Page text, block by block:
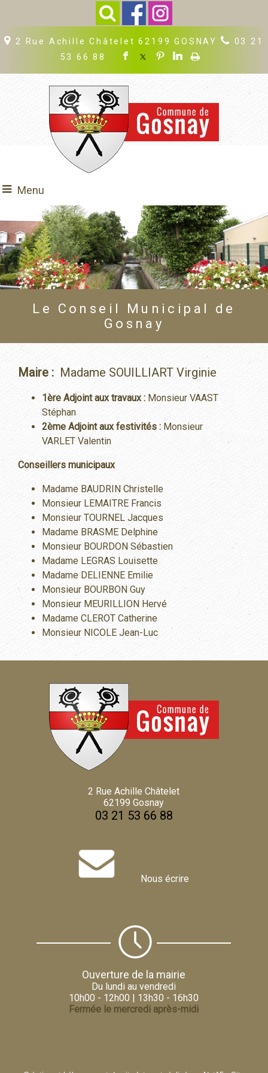
2 Rue Achille Châtelet 62199 GOSNAY
03 21
53 66 88
Menu
Le Conseil Municipal de
Gosnay
Maire : Madame SOUILLIART Virginie
1ère Adjoint aux travaux : Monsieur VAAST
Stéphan
2ème Adjoint aux festivités : Monsieur
VARLET Valentin
Conseillers municipaux
Madame BAUDRIN Christelle
Monsieur LEMAITRE Francis
Monsieur TOURNEL Jacques
Madame BRASME Delphine
Monsieur BOURDON Sébastien
Madame LEGRAS Louisette
Madame DELIENNE Emilie
Monsieur BOURBON Guy
Monsieur MEURILLION Hervé
Madame CLEROT Catherine
Monsieur NICOLE Jean-Luc
2 Rue Achille Châtelet
62199 Gosnay
03 21 53 66 88
Nous écrire
Ouverture de la mairie
Du lundi au vendredi
10h00 - 12h00 | 13h30 - 16h30
Fermée le mercredi après-midi